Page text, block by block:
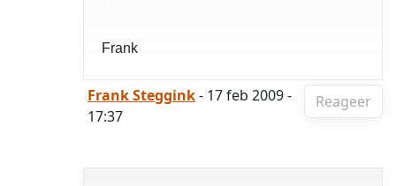
Frank
Reageer
Frank Steggink- 17 feb 2009 -
17:37